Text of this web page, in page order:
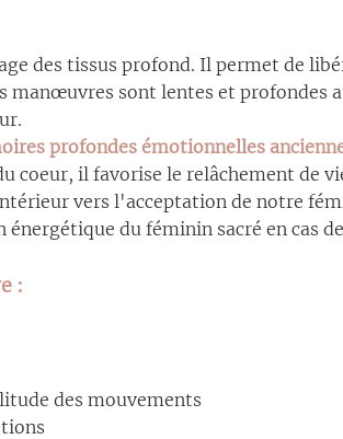
des tissus profond. Il permet de
manœuvres sont lentes et profondes
profondes émotionnelles
coeur, il favorise le relâchement de
vers l'acceptation de notre
du féminin sacré en cas
:
des mouvements